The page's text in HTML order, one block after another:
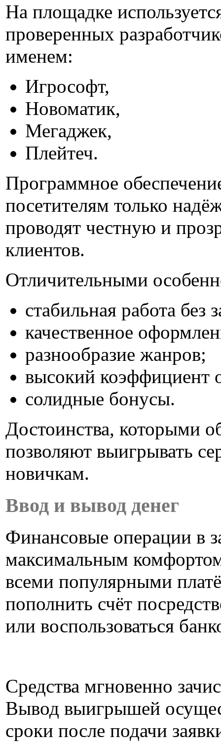
На площадке
проверенных
именем:
Игрософт,
Новоматик,
Мегаджек,
Плейтеч.
Программное
посетителям только
проводят честную и
клиентов.
Отличительными
стабильная работа без
качественное
разнообразие жанров;
высокий коэффициент
солидные бонусы.
Достоинства, которыми
позволяют выигрывать
новичкам.
Ввод и вывод денег
Финансовые операции в
максимальным
всеми популярными
пополнить счёт
или воспользоваться
Средства мгновенно
Вывод выигрышей
сроки после подачи